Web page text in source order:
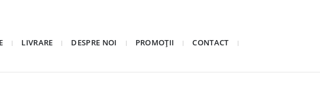
LIVRARE DESPRE NOI PROMOȚII
CONTACT